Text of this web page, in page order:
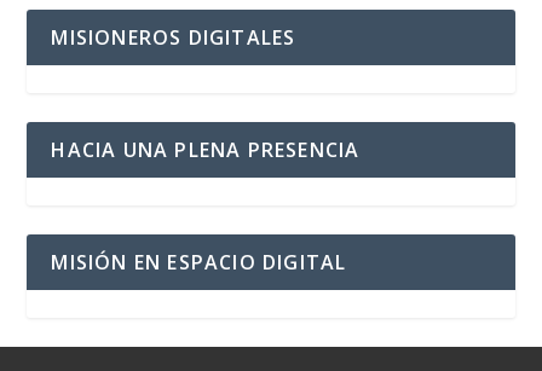
MISIONEROS DIGITALES
HACIA UNA PLENA PRESENCIA
MISIÓN EN ESPACIO DIGITAL